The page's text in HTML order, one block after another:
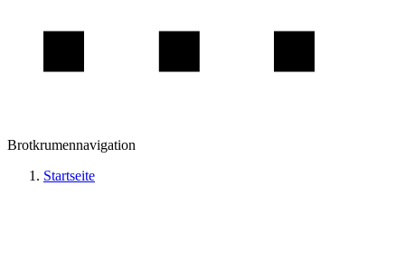
Brotkrumennavigation
Startseite